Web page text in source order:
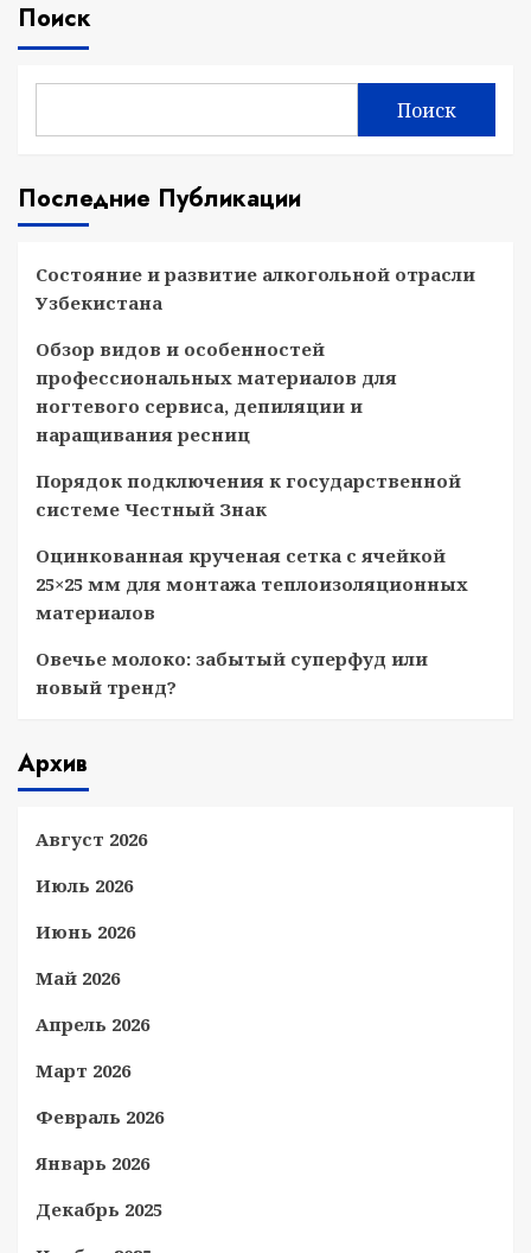
Поиск
Поиск
Последние Публикации
Состояние и развитие алкогольной отрасли
Узбекистана
Обзор видов и особенностей
профессиональных материалов для
ногтевого сервиса, депиляции и
наращивания ресниц
Порядок подключения к государственной
системе Честный Знак
Оцинкованная крученая сетка с ячейкой
25×25 мм для монтажа теплоизоляционных
материалов
Овечье молоко: забытый суперфуд или
новый тренд?
Архив
Август 2026
Июль 2026
Июнь 2026
Май 2026
Апрель 2026
Март 2026
Февраль 2026
Январь 2026
Декабрь 2025